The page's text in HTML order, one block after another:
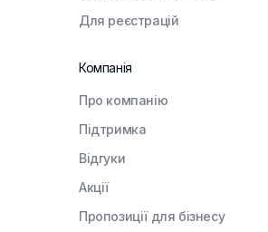
Для реєстрацій
Компанія
Про компанію
Підтримка
Відгуки
Акції
Пропозиції для бізнесу